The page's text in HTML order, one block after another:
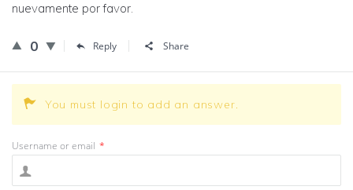
nuevamente por favor.
0 Reply Share
You must login to add an answer.
Username or email *